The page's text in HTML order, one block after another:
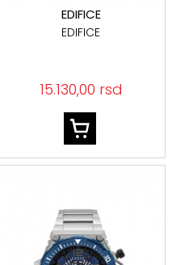
EDIFICE
EDIFICE
15.130,00 rsd